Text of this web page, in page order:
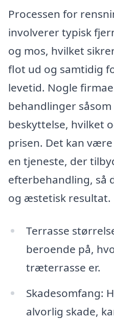
Processen for
involverer typisk
og mos, hvilket
flot ud og samtidig
levetid. Nogle
behandlinger
beskyttelse, hvilket
prisen. Det kan
en tjeneste, der
efterbehandling, så
og æstetisk resultat.
Terrasse
beroende på,
træterrasse er.
Skadesomfang:
alvorlig skade,